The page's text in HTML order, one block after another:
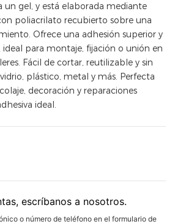
un gel, y está elaborada mediante
poliacrilato recubierto sobre una
Ofrece una adhesión superior y
para montaje, fijación o unión en
Fácil de cortar, reutilizable y sin
plástico, metal y más. Perfecta
decoración y reparaciones
ideal.
escríbanos a nosotros.
o número de teléfono en el formulario de